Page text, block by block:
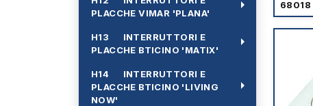
PLACCHE VIMAR 'PLANA'
arrow_right
H13 INTERRUTTORI E
PLACCHE BTICINO 'MATIX'
arrow_right
H14 INTERRUTTORI E
PLACCHE BTICINO 'LIVING
NOW'
arrow_right
68018